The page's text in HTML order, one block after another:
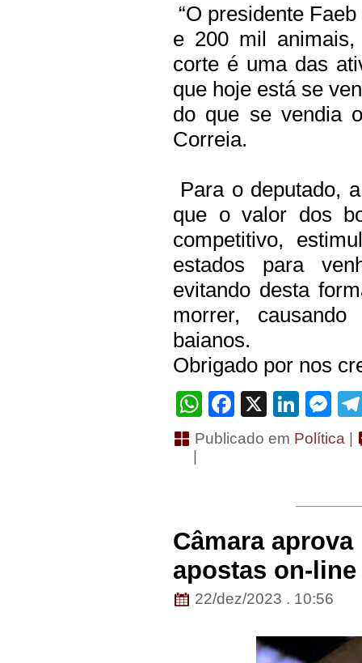
“O presidente
e 200 mil
corte é uma das
que hoje está se
do que se vendia
Correia.
Para o deputado,
que o valor dos
competitivo,
estados para
evitando desta
morrer,
baianos.
Obrigado por nos
WhatsApp
Facebook
X
Publicado em Política |
Câmara
apostas on-line
22/dez/2023 . 10:56